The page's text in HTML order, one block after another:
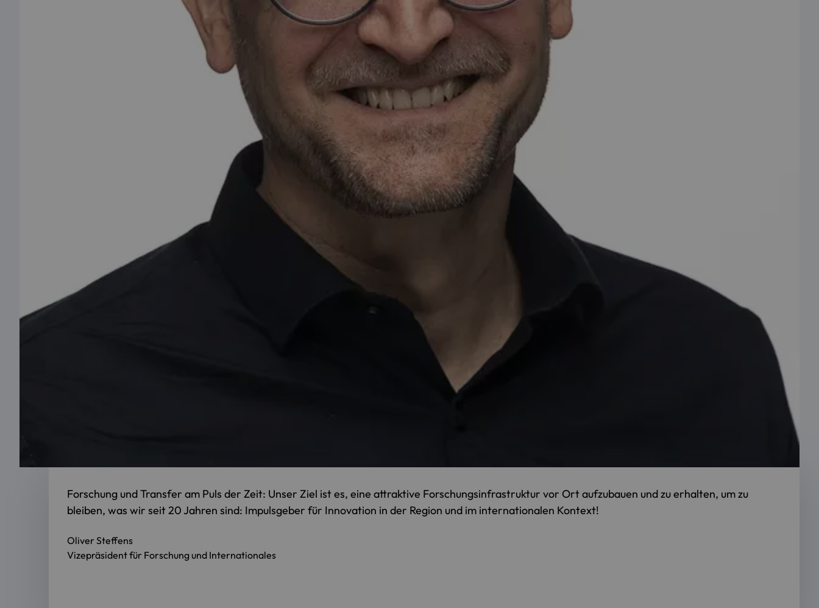
Forschung und Transfer am Puls der Zeit: Unser Ziel ist es, eine attraktive Forschungsinfrastruktur vor Ort aufzubauen und zu erhalten, um zu
bleiben, was wir seit 20 Jahren sind: Impulsgeber für Innovation in der Region und im internationalen Kontext!
Oliver Steffens
Vizepräsident für Forschung und Internationales